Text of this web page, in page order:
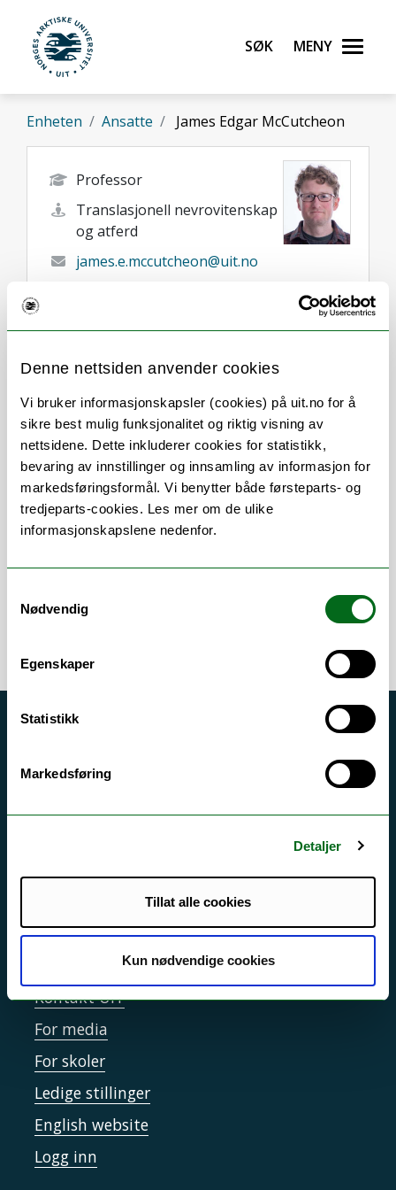
Denne nettsiden anvender cookies
Vi bruker informasjonskapsler (cookies) på uit.no for å
sikre best mulig funksjonalitet og riktig visning av
nettsidene. Dette inkluderer cookies for statistikk,
bevaring av innstillinger og innsamling av informasjon for
markedsføringsformål. Vi benytter både førsteparts- og
tredjeparts-cookies. Les mer om de ulike
informasjonskapslene nedenfor.
Nødvendig
Egenskaper
Statistikk
Markedsføring
Detaljer
Tillat alle cookies
Kun nødvendige cookies
Gå til hovedinnhold
UiT Norges arktiske universitet
Søk Meny
Enheten Ansatte James Edgar McCutcheon
Professor
Translasjonell nevrovitenskap
og atferd
james.e.mccutcheon@uit.no
Om
Forskning og undervisning
Publikasjoner
Her finner du meg
Si ifra!
Informasjonskapsler
Tilgjengelighetserklæring
Kontakt UiT
For media
For skoler
Ledige stillinger
English website
Logg inn